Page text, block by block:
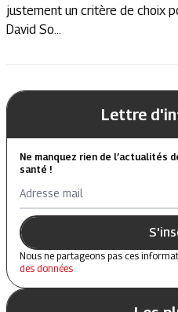
justement un critère de choix
David So...
Lettre
Ne manquez rien de l’actualités
santé !
Adresse mail
Nous ne partageons pas ces
des données